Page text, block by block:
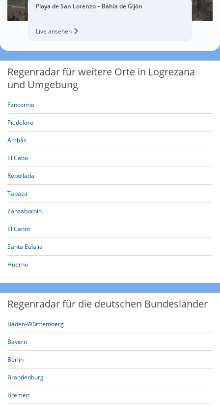
Playa de San Lorenzo – Bahía de Gijón
Live ansehen
Regenradar für weitere Orte in Logrezana
und Umgebung
Fancornio
Piedeloro
Ambás
El Cabo
Rebollada
Tabaza
Zanzabornín
El Canto
Santa Eulalia
Huerno
Regenradar für die deutschen Bundesländer
Baden-Württemberg
Bayern
Berlin
Brandenburg
Bremen